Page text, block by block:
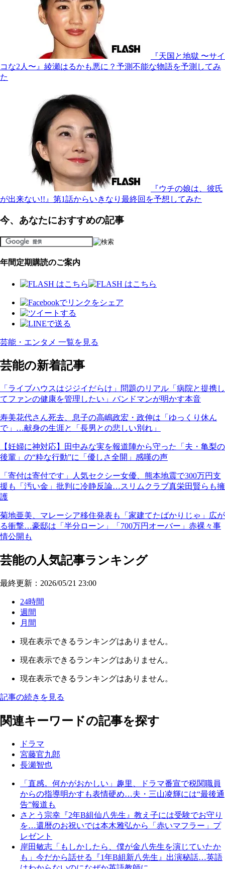
『天国と地獄 〜サイ
コな2人〜』綾瀬はるかも悪に？予測不能な物語を予測してみ
た
『ウチの娘は、彼氏
が出来ない!!』第1話からいきなり最終回を予想してみた
今、あなたにおすすめの記事
年間定期購読のご案内
芸能・エンタメ 一覧を見る
芸能の新着記事
「ライブハウスはジジイだらけ」問題のリアル「病院と提携し
てファンの健康を管理したい」バンドマンが明かす本音
寿美花代さん死去、息子の高嶋政宏・政伸は「ゆっくり休ん
で」…献身の生涯と「長男との悲しい別れ」
【妊婦に神対応】田中みな実を報道陣から守った「夫・亀梨の
後輩」の“粋な行動”に「優しさ全開」感嘆の声
「寄付は寄付です」人気セクシー女優、熊本地震で300万円支
援も「汚い金」批判に冷静反論…スリムクラブ真栄田賢らも擁
護
菊地亜美、マレーシア移住発表も「家建てたばかりじゃ」広が
る衝撃…豪邸は「半分ローン」「700万円オーバー」赤裸々事
情公開も
芸能の人気記事ランキング
最終更新：2026/05/21 23:00
24時間
週間
月間
現在表示できるランキングはありません。
現在表示できるランキングはありません。
現在表示できるランキングはありません。
記事の続きを見る
関連キーワードの記事を探す
ドラマ
宮藤官九郎
長瀬智也
「直感。何かがおかしい」趣里、ドラマ番宣で税関職員
からの指導明かすも表情硬め…夫・三山凌輝には“最後通
告”報道も
さとう宗幸『2年B組仙八先生』教え子には受験でお守り
を…還暦のお祝いでは本木雅弘から「赤いマフラー」プ
レゼント
岸田敏志「もしかしたら、僕が金八先生を演じていたか
も」今だから話せる『1年B組新八先生』出演秘話…英語